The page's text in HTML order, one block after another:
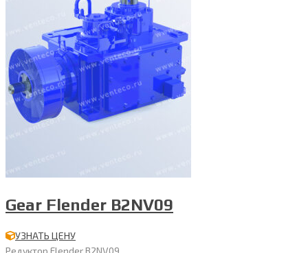
Gear Flender B2NV09
УЗНАТЬ ЦЕНУ
Редуктор Flender B2NV09